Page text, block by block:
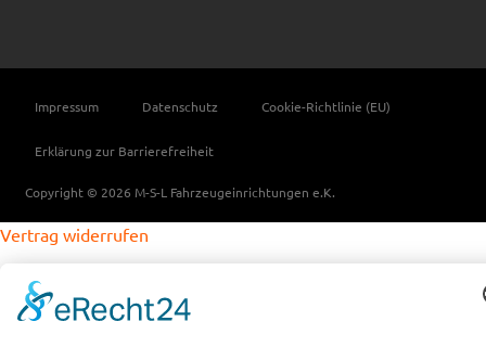
Impressum Datenschutz Cookie-Richtlinie (EU)
Erklärung zur Barrierefreiheit
Copyright © 2026 M-S-L Fahrzeugeinrichtungen e.K.
Vertrag widerrufen